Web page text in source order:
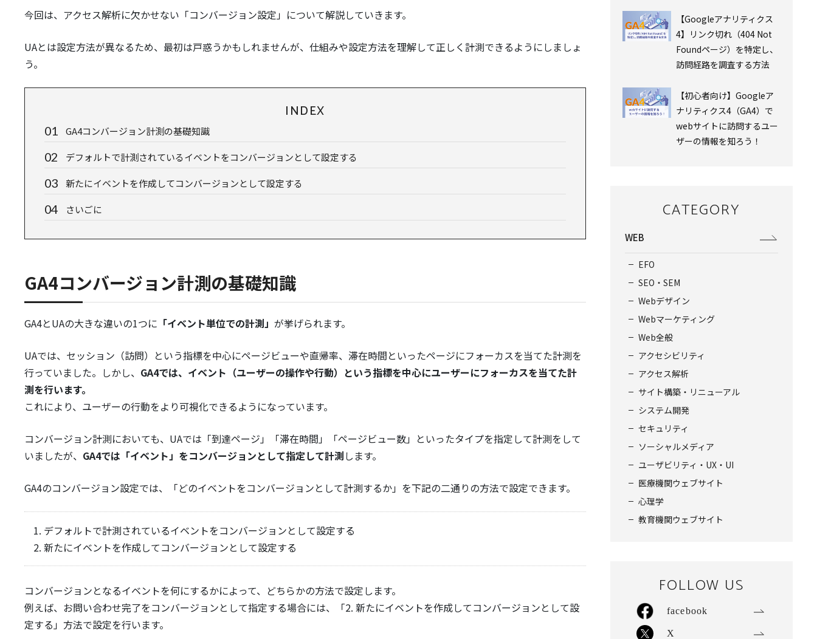
今回は、アクセス解析に欠かせない「コンバージョン設定」について解説していきます。
UAとは設定方法が異なるため、最初は戸惑うかもしれませんが、仕組みや設定方法を理解して正しく計測できるようにしましょ
う。
INDEX
GA4コンバージョン計測の基礎知識
デフォルトで計測されているイベントをコンバージョンとして設定する
新たにイベントを作成してコンバージョンとして設定する
さいごに
GA4コンバージョン計測の基礎知識
GA4とUAの大きな違いの1つに 「イベント単位での計測」 が挙げられます。
UAでは、セッション（訪問）という指標を中心にページビューや直帰率、滞在時間といったページにフォーカスを当てた計測を
行っていました。しかし、 GA4では、イベント（ユーザーの操作や行動）という指標を中心にユーザーにフォーカスを当てた計
測を行います。
これにより、ユーザーの行動をより可視化できるようになっています。
コンバージョン計測においても、UAでは「到達ページ」「滞在時間」「ページビュー数」といったタイプを指定して計測をして
いましたが、 GA4では「イベント」をコンバージョンとして指定して計測します。
GA4のコンバージョン設定では、「どのイベントをコンバージョンとして計測するか」を下記の二通りの方法で設定できます。
デフォルトで計測されているイベントをコンバージョンとして設定する
新たにイベントを作成してコンバージョンとして設定する
コンバージョンとなるイベントを何にするかによって、どちらかの方法で設定します。
例えば、お問い合わせ完了をコンバージョンとして指定する場合には、「2. 新たにイベントを作成してコンバージョンとして設
定する」方法で設定を行います。
【Googleアナリティクス
4】リンク切れ（404 Not
Foundページ）を特定し、
訪問経路を調査する方法
【初心者向け】Googleア
ナリティクス4（GA4）で
webサイトに訪問するユー
ザーの情報を知ろう！
CATEGORY
WEB
EFO
SEO・SEM
Webデザイン
Webマーケティング
Web全般
アクセシビリティ
アクセス解析
サイト構築・リニューアル
システム開発
セキュリティ
ソーシャルメディア
ユーザビリティ・UX・UI
医療機関ウェブサイト
心理学
教育機関ウェブサイト
FOLLOW US
facebook
X